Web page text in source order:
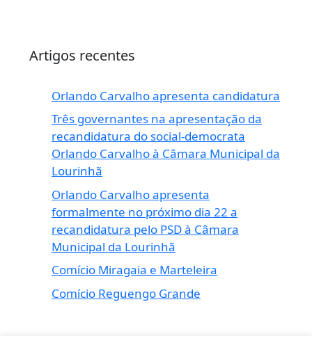
Artigos recentes
Orlando Carvalho apresenta candidatura
Três governantes na apresentação da
recandidatura do social-democrata
Orlando Carvalho à Câmara Municipal da
Lourinhã
Orlando Carvalho apresenta
formalmente no próximo dia 22 a
recandidatura pelo PSD à Câmara
Municipal da Lourinhã
Comício Miragaia e Marteleira
Comício Reguengo Grande